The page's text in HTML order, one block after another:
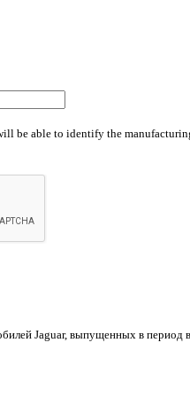
be able to identify the
Jaguar, выпущенных в период